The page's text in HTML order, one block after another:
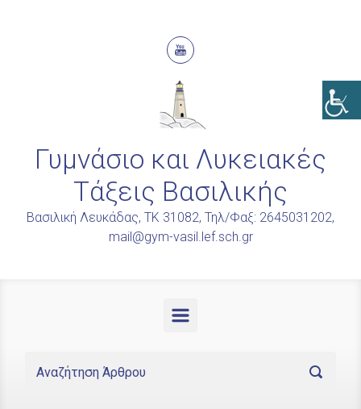
Γυμνάσιο και Λυκειακές
Τάξεις Βασιλικής
Βασιλική Λευκάδας, ΤΚ 31082, Τηλ/Φαξ: 2645031202,
mail@gym-vasil.lef.sch.gr